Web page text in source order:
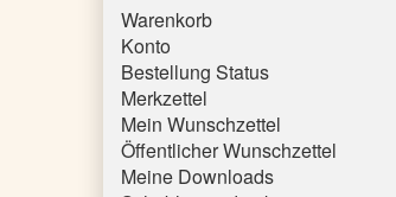
Warenkorb
Konto
Bestellung Status
Merkzettel
Mein Wunschzettel
Öffentlicher Wunschzettel
Meine Downloads